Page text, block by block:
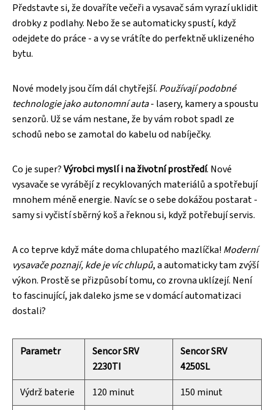
Představte si, že dovaříte večeři a vysavač sám vyrazí uklidit
drobky z podlahy. Nebo že se automaticky spustí, když
odejdete do práce - a vy se vrátíte do perfektně uklizeného
bytu.
Nové modely jsou čím dál chytřejší. Používají podobné
technologie jako autonomní auta- lasery, kamery a spoustu
senzorů. Už se vám nestane, že by vám robot spadl ze
schodů nebo se zamotal do kabelu od nabíječky.
Co je super?Výrobci myslí i na životní prostředí. Nové
vysavače se vyrábějí z recyklovaných materiálů a spotřebují
mnohem méně energie. Navíc se o sebe dokážou postarat -
samy si vyčistí sběrný koš a řeknou si, když potřebují servis.
A co teprve když máte doma chlupatého mazlíčka! Moderní
vysavače poznají, kde je víc chlupů, a automaticky tam zvýší
výkon. Prostě se přizpůsobí tomu, co zrovna uklízejí. Není
to fascinující, jak daleko jsme se v domácí automatizaci
dostali?
Parametr
Sencor SRV
2230TI
Sencor SRV
4250SL
Výdrž baterie
120 minut
150 minut